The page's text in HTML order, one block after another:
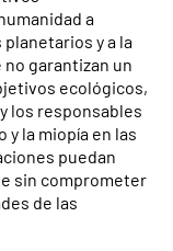
a
y a la
garantizan un
ecológicos,
los responsables
la miopía en las
puedan
sin comprometer
de las